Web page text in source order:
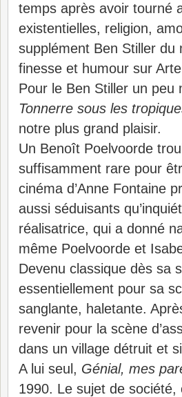
temps après avoir tourné
existentielles, religion,
supplément Ben Stiller
finesse et humour sur
Pour le Ben Stiller un
Tonnerre sous les
notre plus grand plaisir.
Un Benoît Poelvoorde
suffisamment rare pour
cinéma d’Anne Fontaine
aussi séduisants
réalisatrice, qui a donné
même Poelvoorde et
Devenu classique dès sa
essentiellement pour sa
sanglante, haletante.
revenir pour la scène
dans un village détruit et
A lui seul, Génial, mes
1990. Le sujet de société,